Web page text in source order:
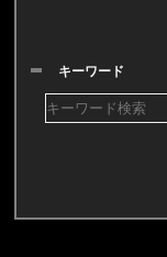
キーワード